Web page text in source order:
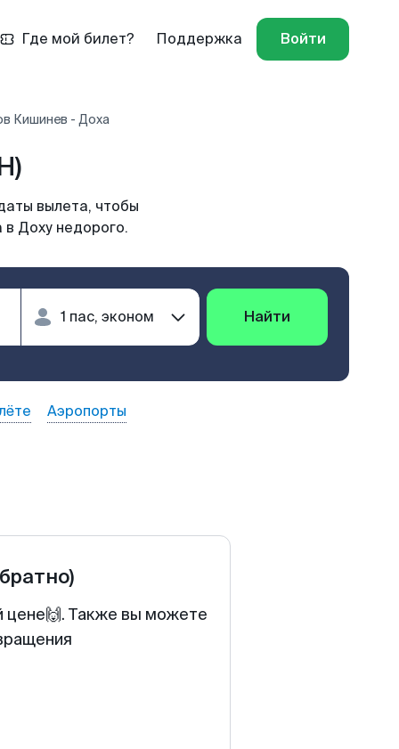
Где мой билет? Поддержка Войти
Кишинев - Доха
вылета, чтобы
Доху недорого.
Найти
Аэропорты
цене🙌. Также вы можете